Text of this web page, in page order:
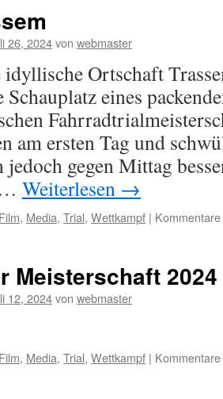
26, 2024von webmaster
Ortschaft
Schauplatz eines
am ersten Tag und
jedoch gegen Mittag
Weiterlesen →
Film, Media, Trial, Wettkampf |
Meisterschaft
12, 2024von webmaster
Film, Media, Trial, Wettkampf |